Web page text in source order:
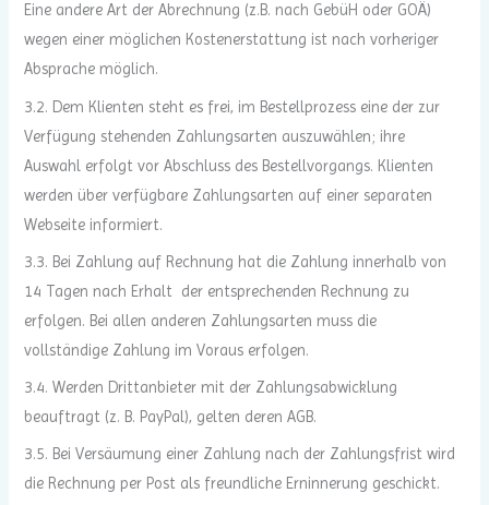
Eine andere Art der Abrechnung (z.B. nach GebüH oder GOÄ)
wegen einer möglichen Kostenerstattung ist nach vorheriger
Absprache möglich.
3.2. Dem Klienten steht es frei, im Bestellprozess eine der zur
Verfügung stehenden Zahlungsarten auszuwählen; ihre
Auswahl erfolgt vor Abschluss des Bestellvorgangs. Klienten
werden über verfügbare Zahlungsarten auf einer separaten
Webseite informiert.
3.3. Bei Zahlung auf Rechnung hat die Zahlung innerhalb von
14 Tagen nach Erhalt der entsprechenden Rechnung zu
erfolgen. Bei allen anderen Zahlungsarten muss die
vollständige Zahlung im Voraus erfolgen.
3.4. Werden Drittanbieter mit der Zahlungsabwicklung
beauftragt (z. B. PayPal), gelten deren AGB.
3.5. Bei Versäumung einer Zahlung nach der Zahlungsfrist wird
die Rechnung per Post als freundliche Erninnerung geschickt.